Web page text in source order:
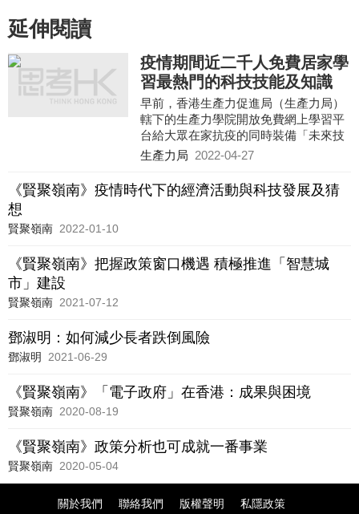
延伸閱讀
疫情期間近二千人免費居家學
習最熱門的科技技能及知識
早前，香港生產力促進局（生產力局）
轄下的生產力學院開放免費網上學習平
台給大眾在家抗疫的同時裝備「未來技
能FutureSkills」。當中，與ABCD科技
鏈（Blockchain）、雲端運算（Cloud
Computing）、大數據（Big Data）相關
生產力局 2022-04-27
《賢聚嶺南》疫情時代下的經濟活動與科技發展及猜
想
賢聚嶺南 2022-01-10
《賢聚嶺南》把握政策窗口機遇 積極推進「智慧城
市」建設
賢聚嶺南 2021-07-12
鄧淑明：如何減少長者跌倒風險
鄧淑明 2021-06-29
《賢聚嶺南》「電子政府」在香港：成果與困境
賢聚嶺南 2020-08-19
《賢聚嶺南》政策分析也可成就一番事業
賢聚嶺南 2020-05-04
關於我們 聯絡我們 版權聲明 私隱政策